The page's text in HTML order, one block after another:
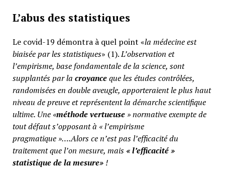
L’abus des statistiques
Le covid-19 démontra à quel point «la médecine est
biaisée par les statistiques» (1).L’observation et
l’empirisme, base fondamentale de la science, sont
supplantés par la croyanceque les études contrôlées,
randomisées en double aveugle, apporteraient le plus haut
niveau de preuve et représentent la démarche scientifique
ultime. Une «méthode vertueuse» normative exempte de
tout défaut s’opposant à « l’empirisme
pragmatique »….Alors ce n’est pas l’efficacité du
traitement que l’on mesure, mais «l’efficacité »
statistique de la mesure» !